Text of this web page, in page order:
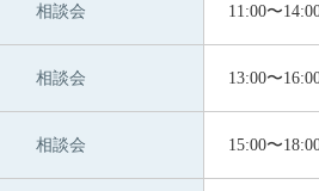
相談会 11:00〜
相談会 13:00〜
相談会 15:00〜